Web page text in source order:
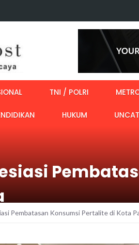
TNI / POLRI
HUKUM
Pembatasan Konsumsi Pertalite di Kota